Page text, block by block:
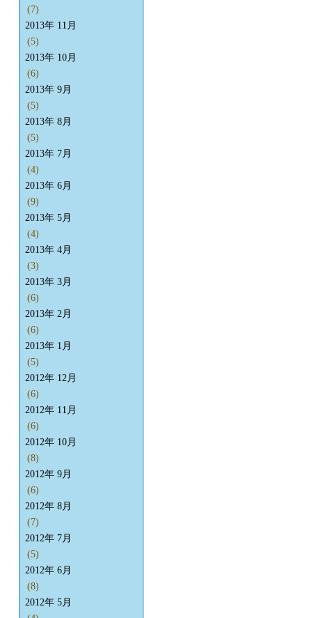
(7)
2013年 11月
(5)
2013年 10月
(6)
2013年 9月
(5)
2013年 8月
(5)
2013年 7月
(4)
2013年 6月
(9)
2013年 5月
(4)
2013年 4月
(3)
2013年 3月
(6)
2013年 2月
(6)
2013年 1月
(5)
2012年 12月
(6)
2012年 11月
(6)
2012年 10月
(8)
2012年 9月
(6)
2012年 8月
(7)
2012年 7月
(5)
2012年 6月
(8)
2012年 5月